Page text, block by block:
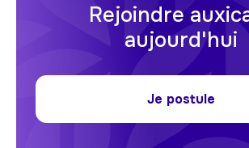
Rejoindre
aujourd'hui
Je postule